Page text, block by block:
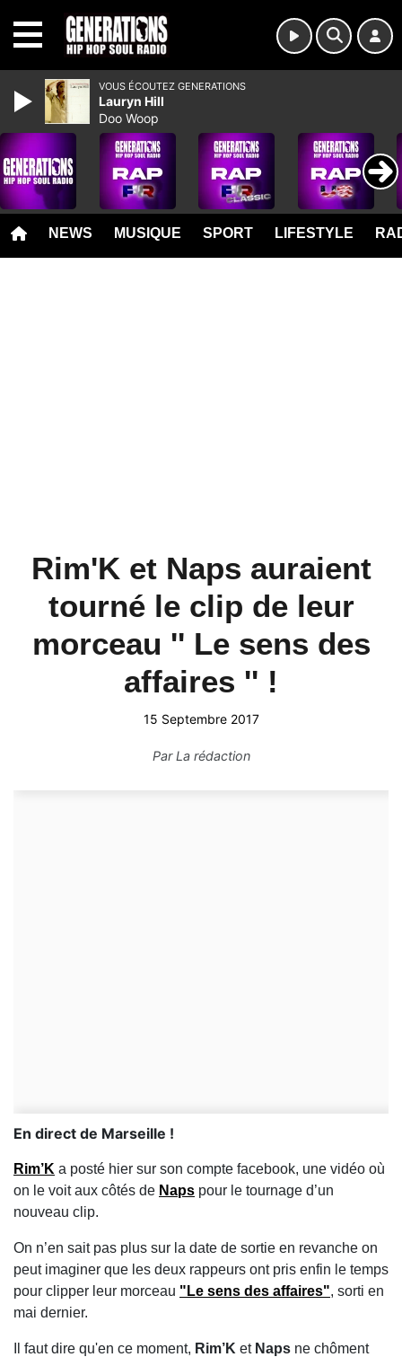
NEWS MUSIQUE SPORT LIFESTYLE
Rim'K et Naps auraient
tourné le clip de leur
morceau '' Le sens des
affaires '' !
15 Septembre 2017
ParLa rédaction
En direct de Marseille !
Rim’K a posté hier sur son compte facebook, une vidéo où
on le voit aux côtés de Naps pour le tournage d’un
nouveau clip.
On n’en sait pas plus sur la date de sortie en revanche on
peut imaginer que les deux rappeurs ont pris enfin le temps
pour clipper leur morceau "Le sens des affaires", sorti en
mai dernier.
Il faut dire qu'en ce moment, Rim’K et Naps ne chôment
VOUS ÉCOUTEZ GENERATIONS
Lauryn Hill
Doo Woop